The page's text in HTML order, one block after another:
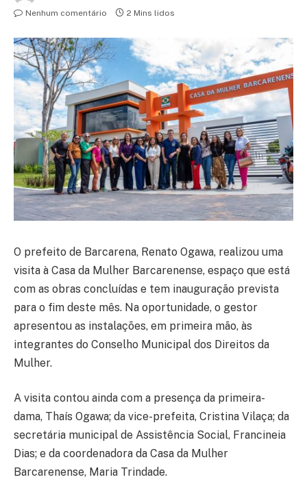
Nenhum comentário
2 Mins lidos
O prefeito de Barcarena, Renato Ogawa, realizou uma
visita à Casa da Mulher Barcarenense, espaço que está
com as obras concluídas e tem inauguração prevista
para o fim deste mês. Na oportunidade, o gestor
apresentou as instalações, em primeira mão, às
integrantes do Conselho Municipal dos Direitos da
Mulher.
A visita contou ainda com a presença da primeira-
dama, Thaís Ogawa; da vice-prefeita, Cristina Vilaça; da
secretária municipal de Assistência Social, Francineia
Dias; e da coordenadora da Casa da Mulher
Barcarenense, Maria Trindade.